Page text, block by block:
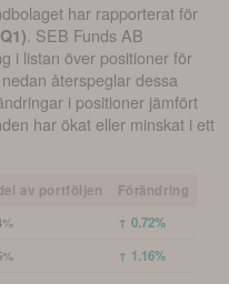
har rapporterat för
). SEB Funds AB
i listan över positioner för
återspeglar dessa
i positioner jämfört
har ökat eller minskat i ett
av portföljen Förändring
↑ 0.72%
↑ 1.16%